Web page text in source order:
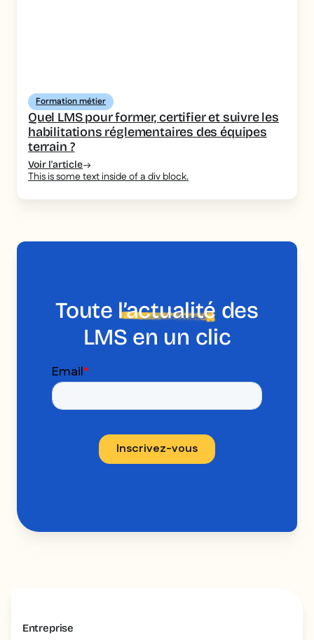
Formation métier
Quel LMS pour former, certifier et suivre les
habilitations réglementaires des équipes
terrain ?
Voir l'article
This is some text inside of a div block.
Toute l’actualité des
LMS en un clic
Entreprise